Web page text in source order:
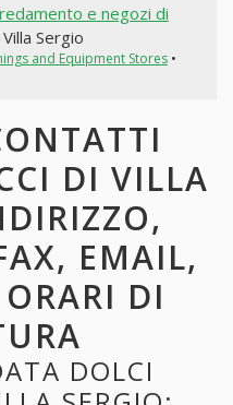
e negozi di
Sergio
and Equipment Stores•
DI VILLA
EMAIL,
DI
DOLCI